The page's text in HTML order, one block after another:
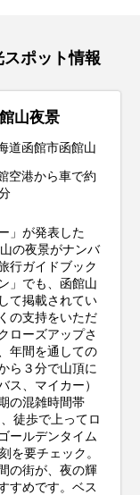
特別な北海道旅
を見つけて、最
ポット情報
山夜景
道函館市函館山
空港から車で約
」が発表した
の夜景がナンバ
行ガイドブック
」でも、函館山
て掲載されてい
の支持をいただ
ローズアップさ
年間を通しての
ら３分で山頂に
ス、マイカー）
の混雑時間帯
徒歩で上ってロ
ールデンタイム
を要チェック。
の街が、夜の輝
すめです。ベス